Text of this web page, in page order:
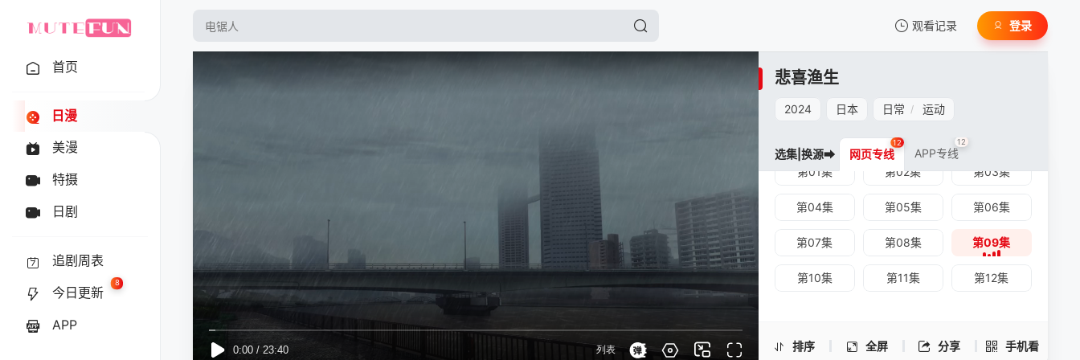
观看记录
我的观影记录
登录
首页
日漫
美漫
特摄
日剧
追剧周表
今日更新
8
APP
悲喜渔生
2024 日本 日常 / 运动
排序 全屏 分享 手机看
手机扫一扫继续看
选集|换源➡ 网页专线
12
APP专线
12
第01集 第02集 第03集
第04集 第05集 第06集
第07集 第08集 第09集
第10集 第11集 第12集